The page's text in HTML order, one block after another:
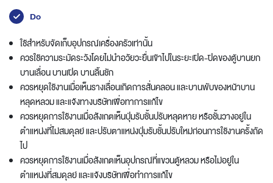
Do
ใช้สำหรับจัดเก็บอุปกรณ์เครื่องครัวเท่านั้น
ควรใช้ความระมัดระวังโดยไม่นำอวัยวะยื่นเข้าไปในระยะเปิด-ปิดของตู้บานยก
บานเลื่อน บานเปิด บานลิ้นชัก
ควรหยุดใช้งานเมื่อเห็นรางเลื่อนเกิดการสั่นคลอน และบานพับของหน้าบาน
หลุดหลวม และแจ้งทางบริษัทเพื่อทาการแก้ไข
ควรหยุดการใช้งานเมื่อสังเกตเห็นปุ่มรับชั้นปรับหลุดหาย หรือชั้นวางอยู่ใน
ตำแหน่งที่ไม่สมดุลย์ และปรับตาแหน่งปุ่มรับชั้นปรับใหม่ก่อนการใช้งานครั้งถัด
ไป
ควรหยุดการใช้งานเมื่อสังเกตเห็นอุปกรณ์ที่แขวนตู้หลวม หรือไม่อยู่ใน
ตำแหน่งที่สมดุลย์ และแจ้งบริษัทเพื่อทำการแก้ไข